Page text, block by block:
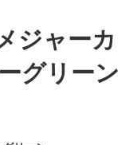
ジャーカ
グリーン